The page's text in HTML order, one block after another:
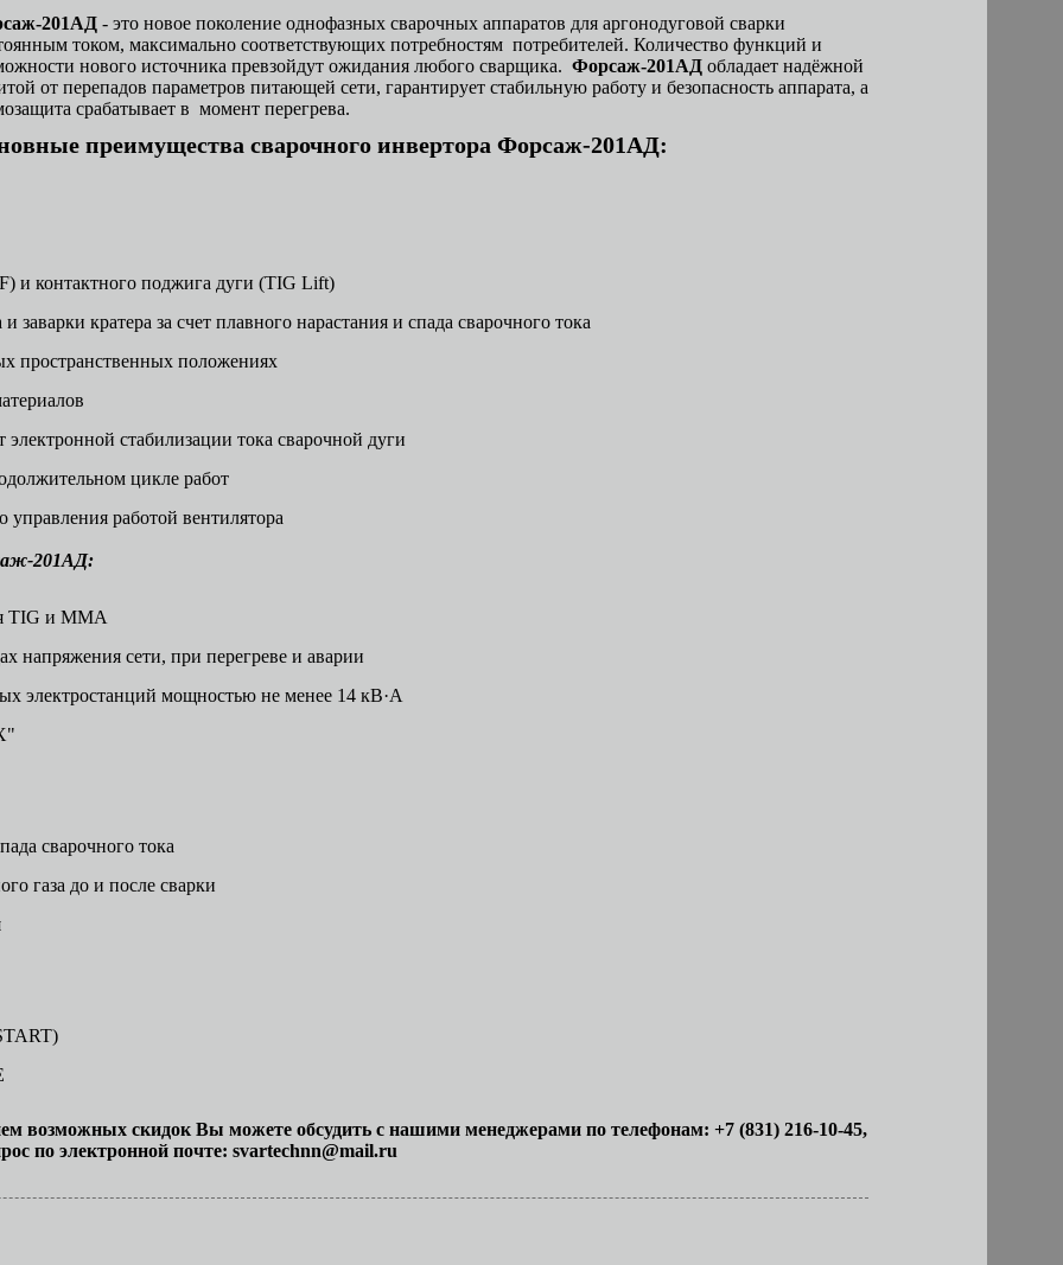
201АД - это новое поколение однофазных сварочных аппаратов для аргонодуговой сварки
током, максимально соответствующих потребностям потребителей. Количество функций и
нового источника превзойдут ожидания любого сварщика. Форсаж-201АД обладает надёжной
от перепадов параметров питающей сети, гарантирует стабильную работу и безопасность аппарата, а
срабатывает в момент перегрева.
преимущества сварочного инвертора Форсаж-201АД:
и контактного поджига дуги (TIG Lift)
кратера за счет плавного нарастания и спада сварочного тока
пространственных положениях
электронной стабилизации тока сварочной дуги
цикле работ
управления работой вентилятора
201АД:
TIG и ММА
напряжения сети, при перегреве и аварии
электростанций мощностью не менее 14 кВ·А
сварочного тока
газа до и после сварки
возможных скидок Вы можете обсудить с нашими менеджерами по телефонам: +7 (831) 216-10-45,
по электронной почте: svartechnn@mail.ru